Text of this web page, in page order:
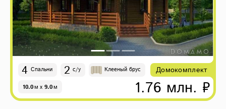
4 Спальни 2 с/у Клееный брус
10.0м x 9.0м
Домокомплект
1.76 млн. ₽